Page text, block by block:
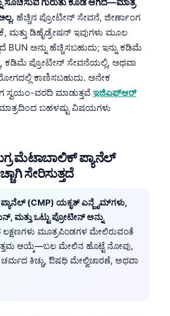
ಹೆಚ್ಚಿನ ಪ್ರೋಟೀನ್ ಸೇವನೆ, ಜೀರ್ಣಾಂಗ
ಮತ್ತು ಡಿಹೈಡ್ರೇಷನ್ ಇವುಗಳು ಮೂಲ
ಅನ್ನು ಹೆಚ್ಚಿಸಬಹುದು; ಇನ್ನು ಕಡಿಮೆ
ಕಡಿಮೆ ಪ್ರೋಟೀನ್ ಸೇವನೆಯಲ್ಲಿ, ಅಥವಾ
ಕಾಣಿಸಬಹುದು. ಅನೇಕ
ವರದಿ ಮಾಡುತ್ತವೆ ಇಜಿಎಫ್ಆರ್
ಬಹಳಷ್ಟು ವಿಷಯಗಳು
ಮೆಟಾಬಾಲಿಕ್ ಪ್ಯಾನೆಲ್
ಸೇರಿಸುತ್ತದೆ
(CMP) ಯಕೃತ್ ಎನ್ಜೈಮ್‌ಗಳು,
ಮತ್ತು ಒಟ್ಟು ಪ್ರೋಟೀನ್ ಅನ್ನು
ಲಕ್ಷಣಗಳು ಮೂತ್ರಪಿಂಡಗಳ ಮೇಲಿರುವಂತೆ
ಆಯ್ಕೆ—ಬಲ ಮೇಲಿನ ಹೊಟ್ಟೆ ನೋವು,
ಕಿಚ್ಚು, ಔಷಧಿ ಮೇಲ್ವಿಚಾರಣೆ, ಅಥವಾ